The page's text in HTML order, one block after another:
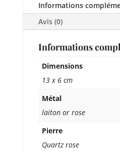
Informations
Avis (0)
Informations
Dimensions
13 x 6 cm
Métal
laiton or rose
Pierre
Quartz rose